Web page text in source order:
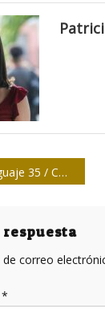
con los demás lo acertado
respuesta
de correo
*